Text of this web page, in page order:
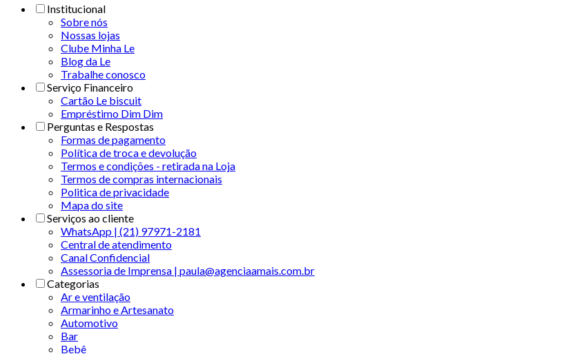
Institucional
Sobre nós
Nossas lojas
Clube Minha Le
Blog da Le
Trabalhe conosco
Serviço Financeiro
Cartão Le biscuit
Empréstimo Dim Dim
Perguntas e Respostas
Formas de pagamento
Política de troca e devolução
Termos e condições - retirada na Loja
Termos de compras internacionais
Politica de privacidade
Mapa do site
Serviços ao cliente
WhatsApp | (21) 97971-2181
Central de atendimento
Canal Confidencial
Assessoria de Imprensa | paula@agenciaamais.com.br
Categorias
Ar e ventilação
Armarinho e Artesanato
Automotivo
Bar
Bebê